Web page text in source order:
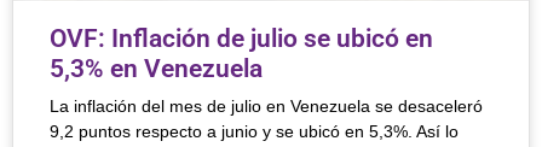
OVF: Inflación de julio se ubicó en
5,3% en Venezuela
La inflación del mes de julio en Venezuela se desaceleró
9,2 puntos respecto a junio y se ubicó en 5,3%. Así lo